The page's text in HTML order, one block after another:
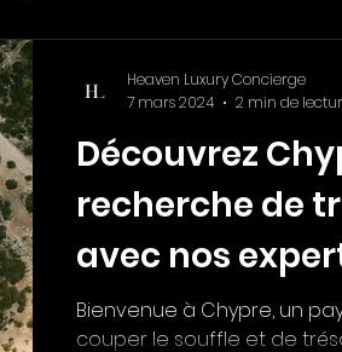
Découvrez
recherche de
avec nos
Bienvenue à Chypre, un
couper le souffle et de
Heaven Luxury Concierge
7 mars 2024
2 min de